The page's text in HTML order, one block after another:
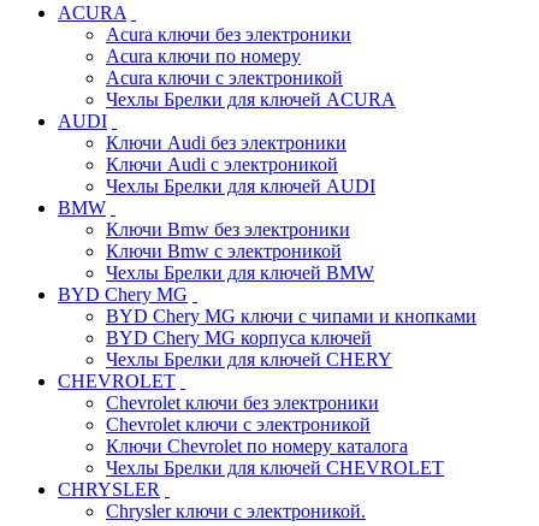
ACURA
Acura ключи без электроники
Acura ключи по номеру
Acura ключи с электроникой
Чехлы Брелки для ключей ACURA
AUDI
Ключи Audi без электроники
Ключи Audi с электроникой
Чехлы Брелки для ключей AUDI
BMW
Ключи Bmw без электроники
Ключи Bmw с электроникой
Чехлы Брелки для ключей BMW
BYD Chery MG
BYD Chery MG ключи c чипами и кнопками
BYD Chery MG корпуса ключей
Чехлы Брелки для ключей CHERY
CHEVROLET
Chevrolet ключи без электроники
Chevrolet ключи с электроникой
Ключи Chevrolet по номеру каталога
Чехлы Брелки для ключей CHEVROLET
CHRYSLER
Chrysler ключи с электроникой.